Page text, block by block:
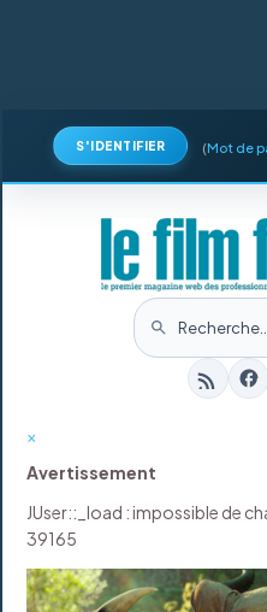
S'IDENTIFIER (Mot de
×
Avertissement
JUser::_load : impossible de
39165